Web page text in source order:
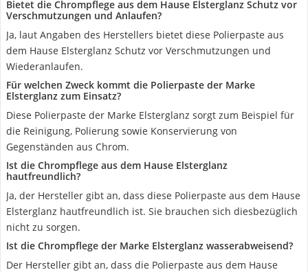
Bietet die Chrompflege aus dem Hause Elsterglanz Schutz vor
Verschmutzungen und Anlaufen?
Ja, laut Angaben des Herstellers bietet diese Polierpaste aus
dem Hause Elsterglanz Schutz vor Verschmutzungen und
Wiederanlaufen.
Für welchen Zweck kommt die Polierpaste der Marke
Elsterglanz zum Einsatz?
Diese Polierpaste der Marke Elsterglanz sorgt zum Beispiel für
die Reinigung, Polierung sowie Konservierung von
Gegenständen aus Chrom.
Ist die Chrompflege aus dem Hause Elsterglanz
hautfreundlich?
Ja, der Hersteller gibt an, dass diese Polierpaste aus dem Hause
Elsterglanz hautfreundlich ist. Sie brauchen sich diesbezüglich
nicht zu sorgen.
Ist die Chrompflege der Marke Elsterglanz wasserabweisend?
Der Hersteller gibt an, dass die Polierpaste aus dem Hause